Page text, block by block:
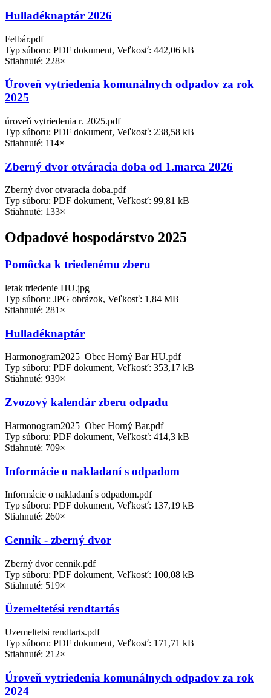
Hulladéknaptár 2026
Felbár.pdf
Typ súboru: PDF dokument, Veľkosť: 442,06 kB
Stiahnuté: 228×
Úroveň vytriedenia komunálnych odpadov za rok
2025
úroveň vytriedenia r. 2025.pdf
Typ súboru: PDF dokument, Veľkosť: 238,58 kB
Stiahnuté: 114×
Zberný dvor otváracia doba od 1.marca 2026
Zberný dvor otvaracia doba.pdf
Typ súboru: PDF dokument, Veľkosť: 99,81 kB
Stiahnuté: 133×
Odpadové hospodárstvo 2025
Pomôcka k triedenému zberu
letak triedenie HU.jpg
Typ súboru: JPG obrázok, Veľkosť: 1,84 MB
Stiahnuté: 281×
Hulladéknaptár
Harmonogram2025_Obec Horný Bar HU.pdf
Typ súboru: PDF dokument, Veľkosť: 353,17 kB
Stiahnuté: 939×
Zvozový kalendár zberu odpadu
Harmonogram2025_Obec Horný Bar.pdf
Typ súboru: PDF dokument, Veľkosť: 414,3 kB
Stiahnuté: 709×
Informácie o nakladaní s odpadom
Informácie o nakladaní s odpadom.pdf
Typ súboru: PDF dokument, Veľkosť: 137,19 kB
Stiahnuté: 260×
Cenník - zberný dvor
Zberný dvor cennik.pdf
Typ súboru: PDF dokument, Veľkosť: 100,08 kB
Stiahnuté: 519×
Üzemeltetési rendtartás
Uzemeltetsi rendtarts.pdf
Typ súboru: PDF dokument, Veľkosť: 171,71 kB
Stiahnuté: 212×
Úroveň vytriedenia komunálnych odpadov za rok
2024